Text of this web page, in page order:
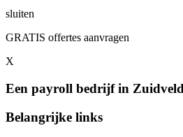
sluiten
GRATIS offertes aanvragen
X
Een payroll bedrijf in
Belangrijke links